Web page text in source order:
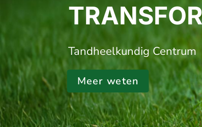
Tandheelkundig Centrum
Meer weten